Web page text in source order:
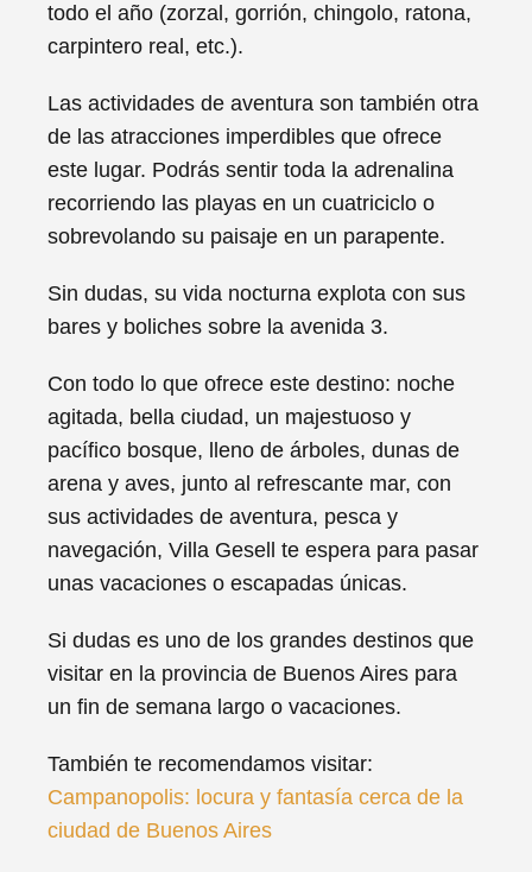
todo el año (zorzal, gorrión, chingolo, ratona,
carpintero real, etc.).
Las actividades de aventura son también otra
de las atracciones imperdibles que ofrece
este lugar. Podrás sentir toda la adrenalina
recorriendo las playas en un cuatriciclo o
sobrevolando su paisaje en un parapente.
Sin dudas, su vida nocturna explota con sus
bares y boliches sobre la avenida 3.
Con todo lo que ofrece este destino: noche
agitada, bella ciudad, un majestuoso y
pacífico bosque, lleno de árboles, dunas de
arena y aves, junto al refrescante mar, con
sus actividades de aventura, pesca y
navegación, Villa Gesell te espera para pasar
unas vacaciones o escapadas únicas.
Si dudas es uno de los grandes destinos que
visitar en la provincia de Buenos Aires para
un fin de semana largo o vacaciones.
También te recomendamos visitar:
Campanopolis: locura y fantasía cerca de la
ciudad de Buenos Aires